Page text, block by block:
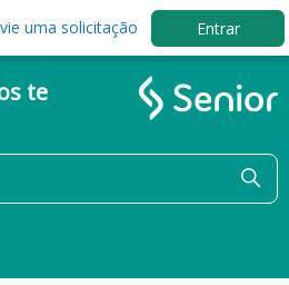
uma solicitação Entrar
te